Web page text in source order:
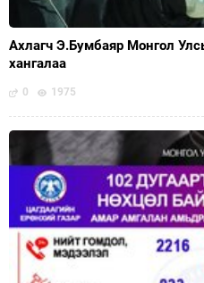
Ахлагч Э.Бумбаяр Монгол
хангалаа
0 1975